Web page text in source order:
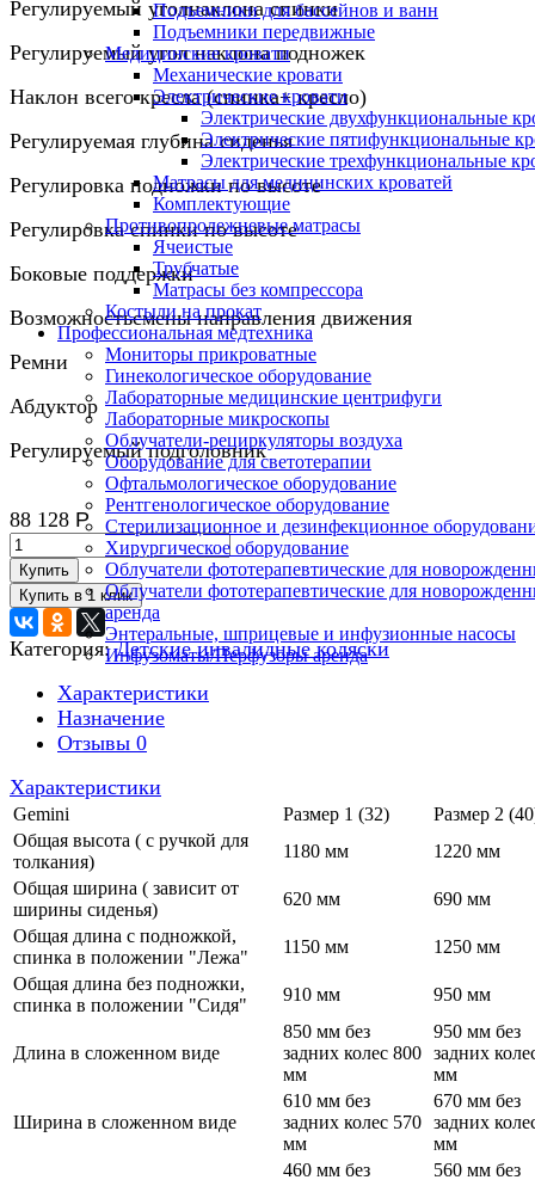
Подъемники для бассейнов и ванн
Подъемники передвижные
Медицинские кровати
Механические кровати
Электрические кровати
Электрические двухфункциональные
Электрические пятифункциональные
Электрические трехфункциональные
Матрасы для медицинских кроватей
Комплектующие
Противопролежневые матрасы
Ячеистые
Трубчатые
Матрасы без компрессора
Костыли на прокат
Профессиональная медтехника
Мониторы прикроватные
Гинекологическое оборудование
Лабораторные медицинские центрифуги
Лабораторные микроскопы
Облучатели-рециркуляторы воздуха
Оборудование для светотерапии
Офтальмологическое оборудование
Рентгенологическое оборудование
Стерилизационное и дезинфекционное
Хирургическое оборудование
Облучатели фототерапевтические для
Облучатели фототерапевтические для
аренда
Энтеральные, шприцевые и инфузионные насосы
Инфузоматы/Перфузоры аренда
Регулируемый уголнаклона спинки
Регулируемый угол наклона подножек
Наклон всего кресла (спинка+ кресло)
Регулируемая глубина сиденья
Регулировка подножки по высоте
Регулировка спинки по высоте
Боковые поддержки
Возможностьсмены направления движения
Ремни
Абдуктор
Регулируемый подголовник
88 128 Р
Купить
Категория:Детские инвалидные коляски
Характеристики
Назначение
Отзывы 0
Характеристики
Gemini Размер 1 (32)
Размер 2
Общая высота ( с ручкой для
толкания)
1180 мм
1220 мм
Общая ширина ( зависит от
ширины сиденья)
620 мм
690 мм
Общая длина с подножкой,
спинка в положении "Лежа"
1150 мм
1250 мм
Общая длина без подножки,
спинка в положении "Сидя"
910 мм 950 мм
Длина в сложенном виде
850 мм без
задних колес 800
мм
950 мм без
задних
мм
Ширина в сложенном виде
610 мм без
задних колес 570
мм
670 мм без
задних
мм
460 мм без
560 мм без